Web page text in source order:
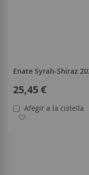
Enate Syrah-Shiraz
25,45 €
Afegir a la cistella